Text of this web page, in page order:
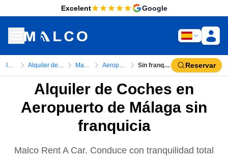
Excelent Google
Inicio Alquiler de coches Malaga Aeropuerto Sin franquicia Reservar
Alquiler de Coches en
Aeropuerto de Málaga sin
franquicia
Malco Rent A Car. Conduce con tranquilidad total